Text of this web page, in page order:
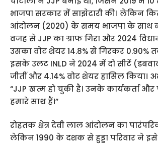
भाजपा सरकार में साझेदारी की। लेकिन
आंदोलन (2020) के समय भाजपा के साथ
वजह से JJP का ग्राफ गिरा और 2024
उसका वोट शेयर 14.8% से गिरकर 0.90%
इसके उलट INLD ने 2024 में दो सीटें
जीतीं और 4.14% वोट शेयर हासिल किया।
“JJP खत्म हो चुकी है। उनके कार्यकर्ता और
हमारे साथ हैं।”
रोहतक क्षेत्र देवी लाल आंदोलन का
लेकिन 1990 के दशक से हुड्डा परिवार ने